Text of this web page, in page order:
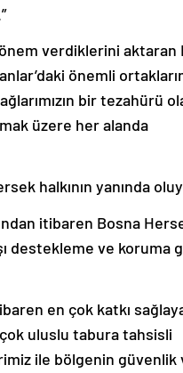
verdiklerini aktaran
önemli
bir tezahürü
üzere her alanda
halkının yanında
itibaren Bosna
destekleme ve koruma
en çok katkı
uluslu tabura tahsisli
ile bölgenin güvenlik